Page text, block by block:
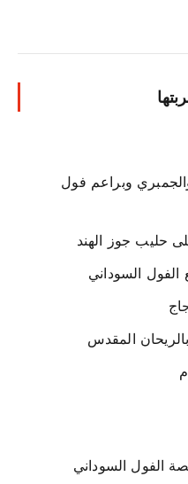
وبراعم فول
حليب جوز الهند
السوداني
المقدس
الفول السوداني